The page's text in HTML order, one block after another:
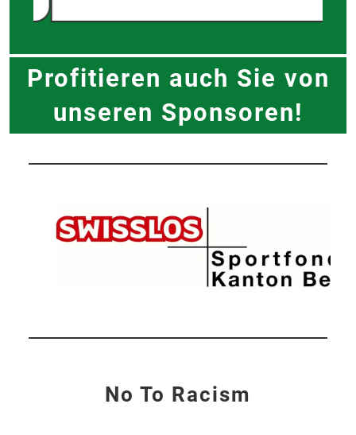
Profitieren auch Sie von
unseren Sponsoren!
No To Racism